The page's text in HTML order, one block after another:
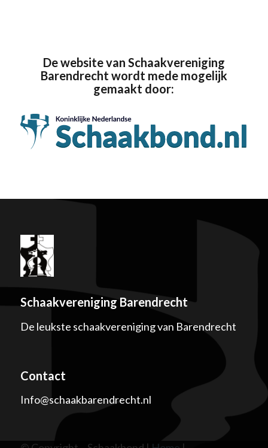
De website van Schaakvereniging
Barendrecht wordt mede mogelijk
gemaakt door:
Schaakvereniging Barendrecht
De leukste schaakvereniging van Barendrecht
Contact
Info@schaakbarendrecht.nl